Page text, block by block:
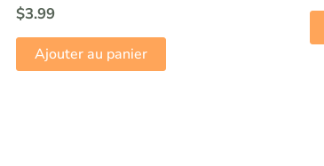
$3.99
Ajouter au panier